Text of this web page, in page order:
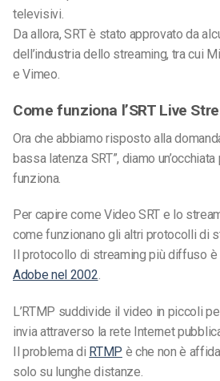
televisivi.
Da allora, SRT è stato approvato da
dell’industria dello streaming, tra cui
e Vimeo.
Come funziona l’SRT Live
Ora che abbiamo risposto alla
bassa latenza SRT”, diamo
funziona.
Per capire come Video SRT e lo
come funzionano gli altri protocolli di
Il protocollo di streaming più diffuso è
Adobe nel 2002.
L’RTMP suddivide il video in piccoli
invia attraverso la rete Internet
Il problema di RTMP è che non è
solo su lunghe distanze.